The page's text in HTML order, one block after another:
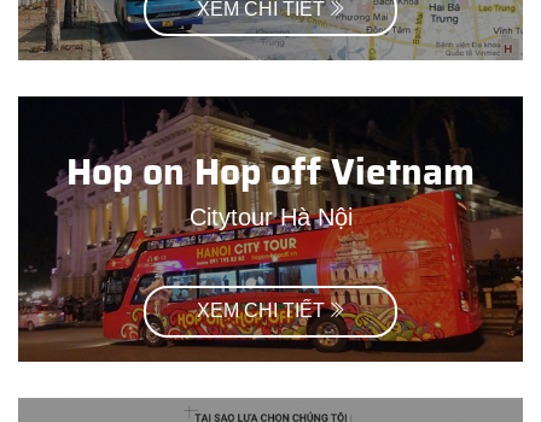
XEM CHI TIẾT
Hop on Hop off Vietnam
Citytour Hà Nội
XEM CHI TIẾT